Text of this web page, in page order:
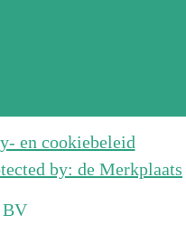
en cookiebeleid
by: de Merkplaats
BV